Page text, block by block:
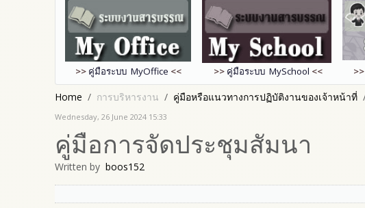
>> คู่มือระบบ MyOffice << >> คู่มือระบบ MySchool << >>
Home การบริหารงาน คู่มือหรือแนวทางการปฏิบัติงานของเจ้าหน้าที่
Wednesday, 26 June 2024 15:33
คู่มือการจัดประชุมสัมนา
Written by boos152